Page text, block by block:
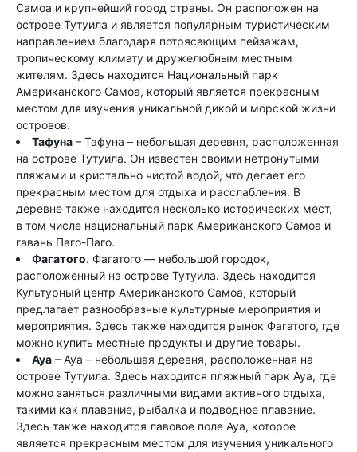
Самоа и крупнейший город страны. Он расположен на
острове Тутуила и является популярным туристическим
направлением благодаря потрясающим пейзажам,
тропическому климату и дружелюбным местным
жителям. Здесь находится Национальный парк
Американского Самоа, который является прекрасным
местом для изучения уникальной дикой и морской жизни
островов.
Тафуна – Тафуна – небольшая деревня, расположенная
на острове Тутуила. Он известен своими нетронутыми
пляжами и кристально чистой водой, что делает его
прекрасным местом для отдыха и расслабления. В
деревне также находится несколько исторических мест,
в том числе национальный парк Американского Самоа и
гавань Паго-Паго.
Фагатого. Фагатого — небольшой городок,
расположенный на острове Тутуила. Здесь находится
Культурный центр Американского Самоа, который
предлагает разнообразные культурные мероприятия и
мероприятия. Здесь также находится рынок Фагатого, где
можно купить местные продукты и другие товары.
Ауа – Ауа – небольшая деревня, расположенная на
острове Тутуила. Здесь находится пляжный парк Ауа, где
можно заняться различными видами активного отдыха,
такими как плавание, рыбалка и подводное плавание.
Здесь также находится лавовое поле Ауа, которое
является прекрасным местом для изучения уникального